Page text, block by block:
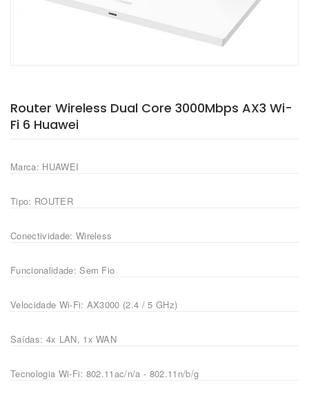
Router Wireless Dual Core 3000Mbps AX3 Wi-
Fi 6 Huawei
Marca: HUAWEI
Tipo: ROUTER
Conectividade: Wireless
Funcionalidade: Sem Fio
Velocidade Wi-Fi: AX3000 (2.4 / 5 GHz)
Saídas: 4x LAN, 1x WAN
Tecnologia Wi-Fi: 802.11ac/n/a - 802.11n/b/g